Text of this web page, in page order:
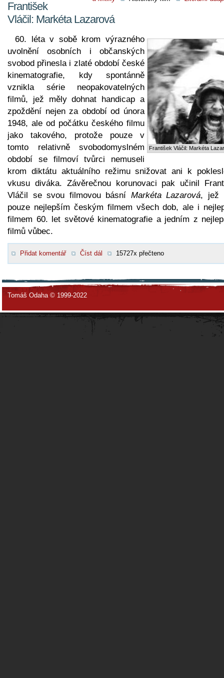
František
Vláčil: Markéta Lazarová
František Vláčil: Markéta
60. léta v sobě krom výrazného
uvolnění osobních i občanských
svobod přinesla i zlaté období české
kinematografie, kdy spontánně
vznikla série neopakovatelných
filmů, jež měly dohnat handicap a
zpoždění nejen za období od února
1948, ale od počátku českého filmu
jako takového, protože pouze v
tomto relativně svobodomyslném
období se filmoví tvůrci nemuseli
krom diktátu aktuálního režimu snižovat ani k
vkusu diváka. Závěrečnou korunovaci pak učinil
Vláčil se svou filmovou básní Markéta Lazarová, jež
pouze nejlepším českým filmem všech dob, ale i
filmem 60. let světové kinematografie a jedním z
filmů vůbec.
Přidat komentář Číst dál 15727x přečteno
Tomáš Odaha © 1999-2022